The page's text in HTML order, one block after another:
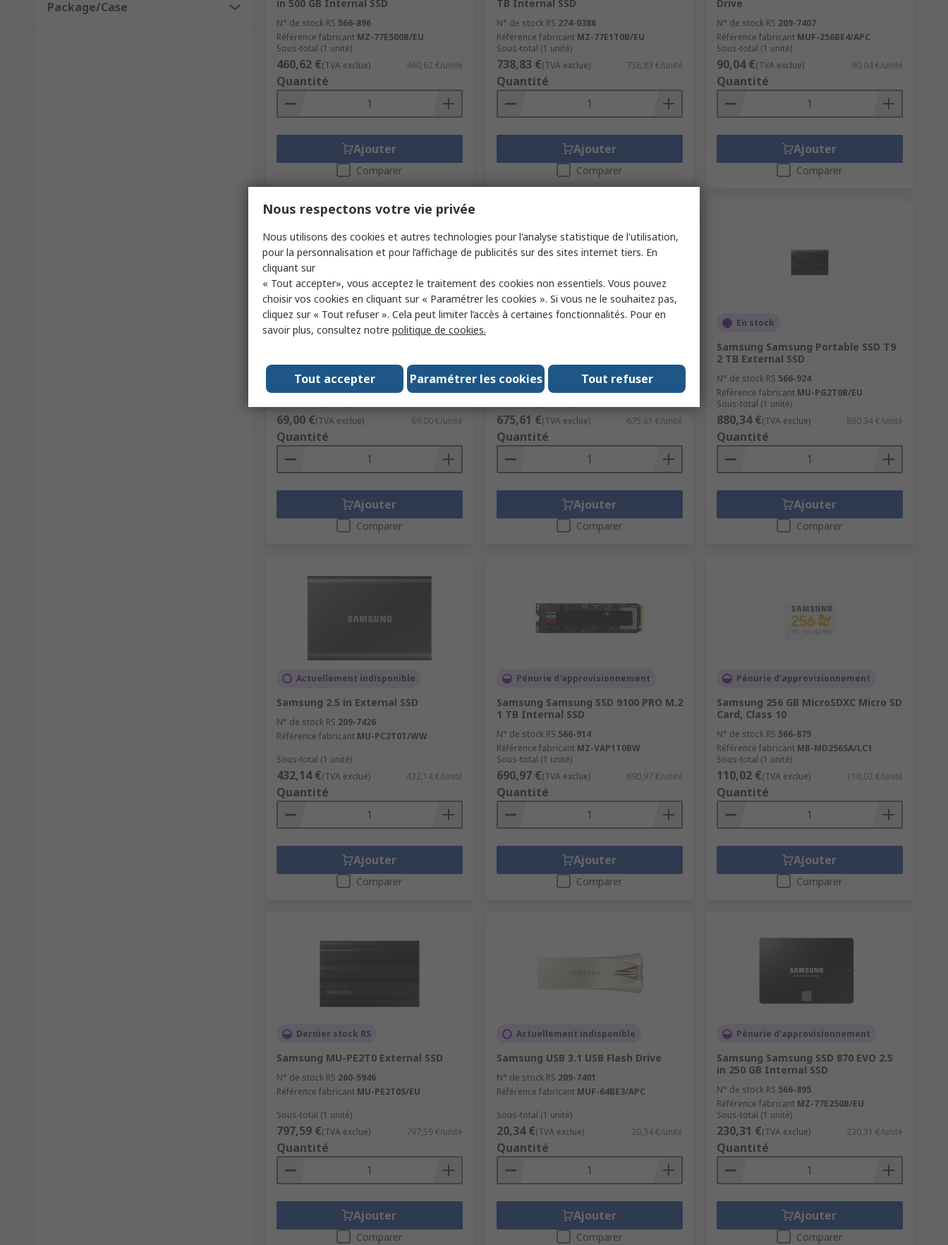
Package/Case
in 500 GB Internal SSD
N° de stock RS 566-896
Référence fabricant MZ-77E500B/EU
Sous-total (1 unité)
460,62 €(TVA exclue) 460,62 €/unité
Quantité
Ajouter
Comparer
TB Internal SSD
N° de stock RS 274-0386
Référence fabricant MZ-77E1T0B/EU
Sous-total (1 unité)
738,83 €(TVA exclue) 738,83 €/unité
Quantité
Ajouter
Comparer
Drive
N° de stock RS 209-7407
Référence fabricant MUF-256BE4/APC
Sous-total (1 unité)
90,04 €(TVA exclue) 90,04 €/unité
Quantité
Ajouter
Comparer
N° de stock RS209-7406
Référence fabricant MUF-128BE4/APC
69,00 €(TVA exclue) 69,00 €/unité
Quantité
Ajouter
Comparer
N° de stock RS
566-905
Référence fabricantMZ-V9P1T0GW
675,61 €(TVA exclue) 675,61 €/unité
Quantité
Ajouter
Comparer
En stock
Samsung Samsung Portable SSD T9
2 TB External SSD
N° de stock RS 566-924
Référence fabricant MU-PG2T0B/EU
Sous-total (1 unité)
880,34 €(TVA exclue) 880,34 €/unité
Quantité
Ajouter
Comparer
Actuellement indisponible
Samsung 2.5 in External SSD
N° de stock RS 209-7426
Référence fabricant MU-PC2T0T/WW
Sous-total (1 unité)
432,14 €(TVA exclue) 432,14 €/unité
Quantité
Ajouter
Comparer
Pénurie d'approvisionnement
Samsung Samsung SSD 9100 PRO M.2
1 TB Internal SSD
N° de stock RS 566-914
Référence fabricant MZ-VAP1T0BW
Sous-total (1 unité)
690,97 €(TVA exclue) 690,97 €/unité
Quantité
Ajouter
Comparer
Pénurie d'approvisionnement
Samsung 256 GB MicroSDXC Micro SD
Card, Class 10
N° de stock RS 566-879
Référence fabricant MB-MD256SA/LC1
Sous-total (1 unité)
110,02 €(TVA exclue) 110,02 €/unité
Quantité
Ajouter
Comparer
Dernier stock RS
Samsung MU-PE2T0 External SSD
N° de stock RS 260-5946
Référence fabricant MU-PE2T0S/EU
Sous-total (1 unité)
797,59 €(TVA exclue) 797,59 €/unité
Quantité
Ajouter
Comparer
Actuellement indisponible
Samsung USB 3.1 USB Flash Drive
N° de stock RS 209-7401
Référence fabricant MUF-64BE3/APC
Sous-total (1 unité)
20,34 €(TVA exclue) 20,34 €/unité
Quantité
Ajouter
Comparer
Pénurie d'approvisionnement
Samsung Samsung SSD 870 EVO 2.5
in 250 GB Internal SSD
N° de stock RS 566-895
Référence fabricant MZ-77E250B/EU
Sous-total (1 unité)
230,31 €(TVA exclue) 230,31 €/unité
Quantité
Ajouter
Comparer
Nous respectons votre vie privée
Nous utilisons des cookies et autres technologies pour l'analyse statistique de l'utilisation,
pour la personnalisation et pour l’affichage de publicités sur des sites internet tiers. En
cliquant sur
« Tout accepter», vous acceptez le traitement des cookies non essentiels. Vous pouvez
choisir vos cookies en cliquant sur « Paramétrer les cookies ». Si vous ne le souhaitez pas,
cliquez sur « Tout refuser ». Cela peut limiter l’accès à certaines fonctionnalités. Pour en
savoir plus, consultez notre politique de cookies.
Tout accepter Paramétrer les cookies Tout refuser